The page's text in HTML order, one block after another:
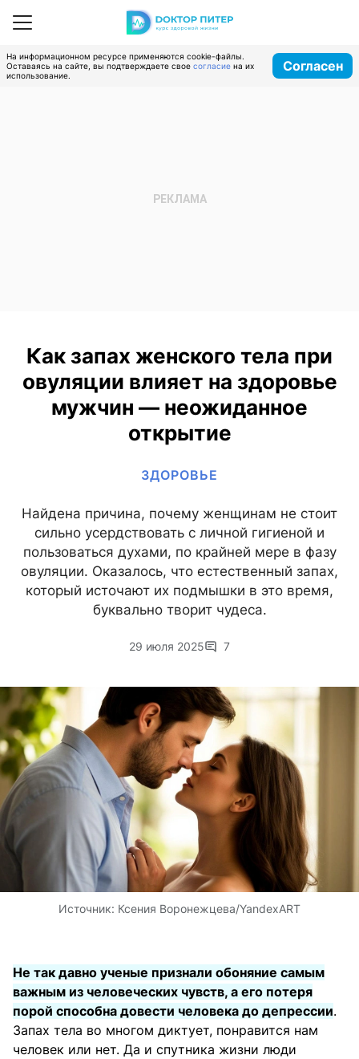
На информационном ресурсе применяются cookie-файлы.
Оставаясь на сайте, вы подтверждаете свое согласие на их
использование.
Согласен
Как запах женского тела при
овуляции влияет на здоровье
мужчин — неожиданное
открытие
ЗДОРОВЬЕ
Найдена причина, почему женщинам не стоит
сильно усердствовать с личной гигиеной и
пользоваться духами, по крайней мере в фазу
овуляции. Оказалось, что естественный запах,
который источают их подмышки в это время,
буквально творит чудеса.
29 июля 2025 7
Источник: Ксения Воронежцева/YandexART
Не так давно ученые признали обоняние самым
важным из человеческих чувств, а его потеря
порой способна довести человека до депрессии.
Запах тела во многом диктует, понравится нам
человек или нет. Да и спутника жизни люди